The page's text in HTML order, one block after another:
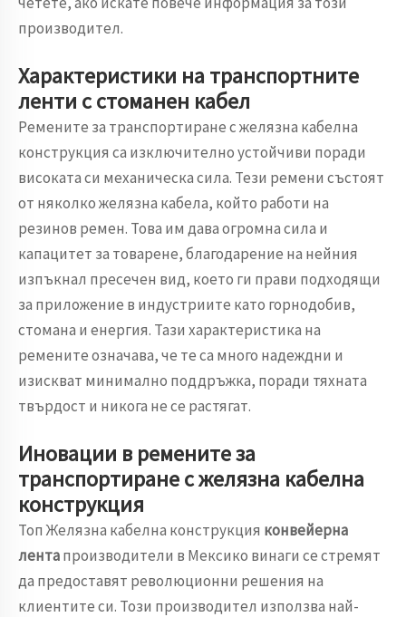
производител.
Характеристики на транспортните
ленти с стоманен кабел
Ремените за транспортиране с желязна кабелна
конструкция са изключително устойчиви поради
високата си механическа сила. Тези ремени състоят
от няколко желязна кабела, който работи на
резинов ремен. Това им дава огромнa сила и
капацитет за товарене, благодарение на нейния
изпъкнал пресечен вид, което ги прави подходящи
за приложение в индустриите като горнодобив,
стомана и енергия. Тази характеристика на
ремените означава, че те са много надеждни и
изискват минимално поддръжка, поради тяхната
твърдост и никога не се растягат.
Иновации в ремените за
транспортиране с желязна кабелна
конструкция
Топ Желязна кабелна конструкция конвейерна
лентапроизводители в Мексико винаги се стремят
да предоставят революционни решения на
клиентите си. Този производител използва най-